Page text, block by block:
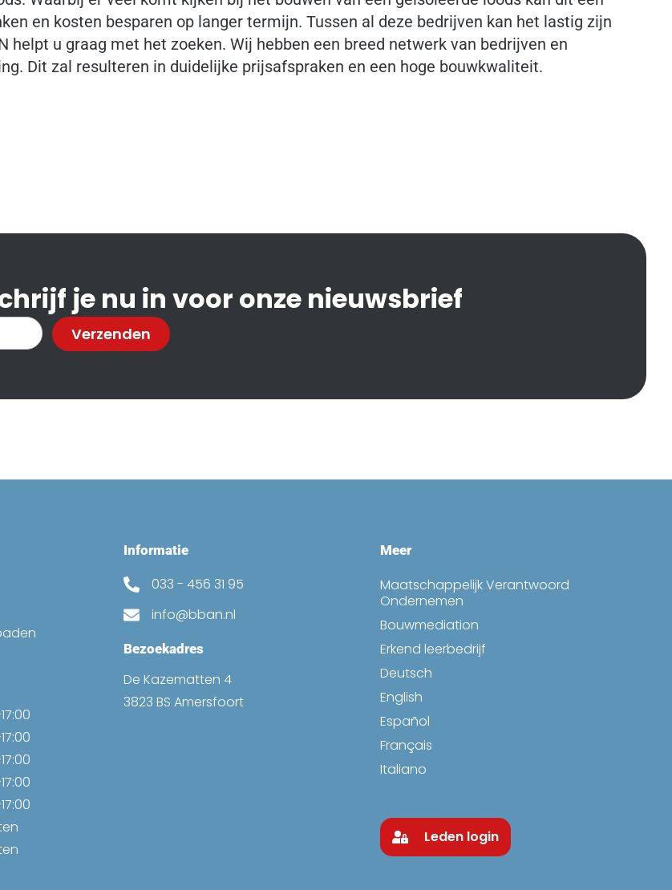
en kosten besparen op langer termijn. Tussen al deze bedrijven kan het lastig zijn
u graag met het zoeken. Wij hebben een breed netwerk van bedrijven en
Dit zal resulteren in duidelijke prijsafspraken en een hoge bouwkwaliteit.
je nu in voor onze nieuwsbrief
Verzenden
Informatie
033 - 456 31 95
info@bban.nl
Bezoekadres
De Kazematten 4
3823 BS Amersfoort
Meer
Maatschappelijk Verantwoord
Ondernemen
Bouwmediation
Erkend leerbedrijf
Deutsch
English
Español
Français
Italiano
Leden login